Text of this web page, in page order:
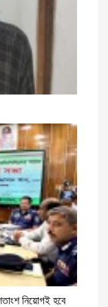
নিয়োগই হবে